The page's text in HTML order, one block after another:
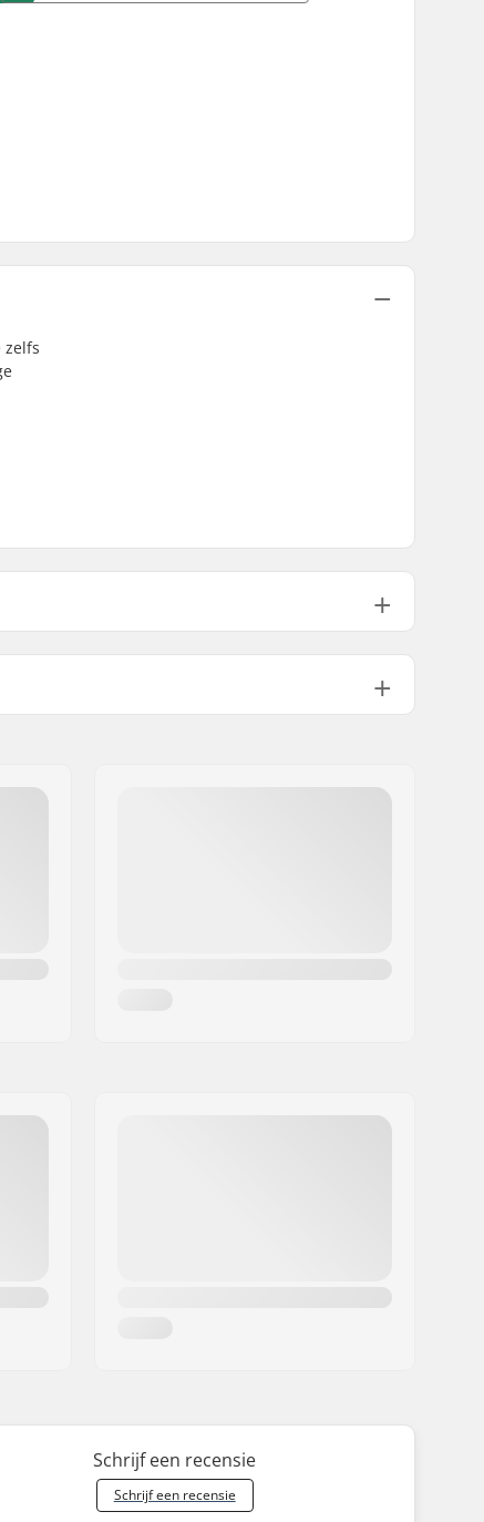
zelfs
5000mvtr
Merkspecifiek
Schrijf een recensie
Schrijf een recensie